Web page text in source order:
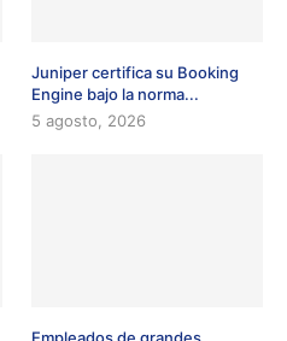
Juniper certifica su Booking
Engine bajo la norma...
5 agosto, 2026